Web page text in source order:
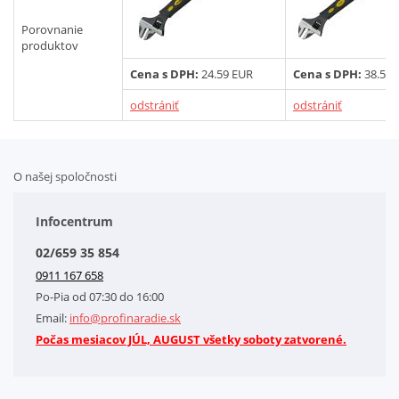
Vyhľadať
Porovnanie
produktov
Cena s DPH: 24.59 EUR Cena s DPH: 38.5
odstrániť
odstrániť
O našej spoločnosti
Obchodné podmienky
Kontakt
Letáky na stiahnutie
GDPR-Informácie o spracovaní osobných údajov HQ Tools, spol. s r. o.
Cookies
Infocentrum
02/659 35 854
0911 167 658
Po-Pia od 07:30 do 16:00
Email: info@profinaradie.sk
Počas mesiacov JÚL, AUGUST všetky soboty zatvorené.